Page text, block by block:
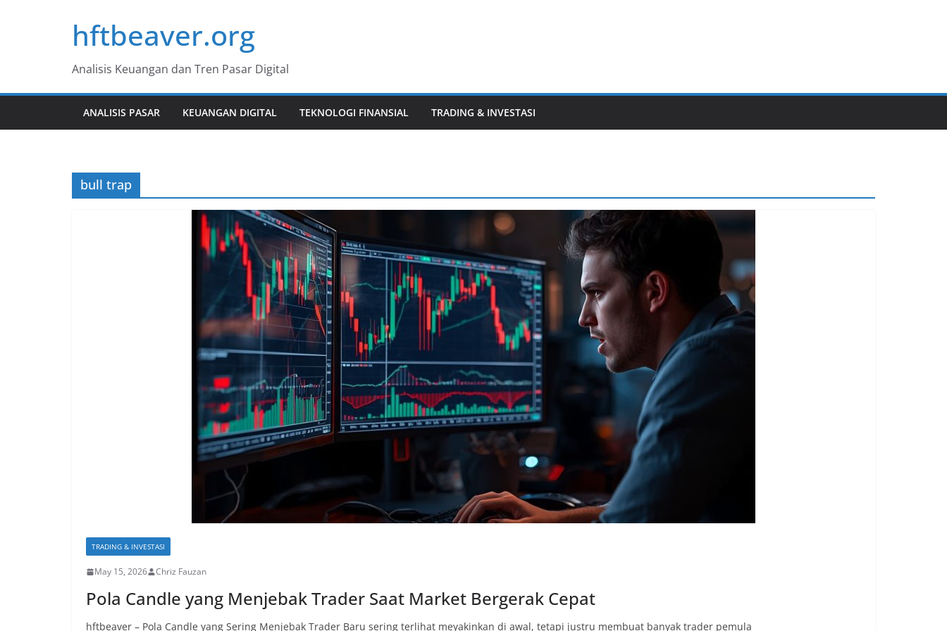
hftbeaver.org
Analisis Keuangan dan Tren Pasar Digital
ANALISIS PASAR KEUANGAN DIGITAL TEKNOLOGI FINANSIAL TRADING & INVESTASI
bull trap
TRADING & INVESTASI
May 15, 2026 Chriz Fauzan
Pola Candle yang Menjebak Trader Saat Market Bergerak Cepat
hftbeaver – Pola Candle yang Sering Menjebak Trader Baru sering terlihat meyakinkan di awal, tetapi justru membuat banyak trader pemula